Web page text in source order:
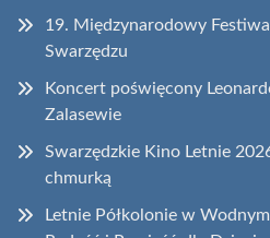
19. Międzynarodowy
Swarzędzu
Koncert poświęcony
Zalasewie
Swarzędzkie Kino Letnie
chmurką
Letnie Półkolonie w